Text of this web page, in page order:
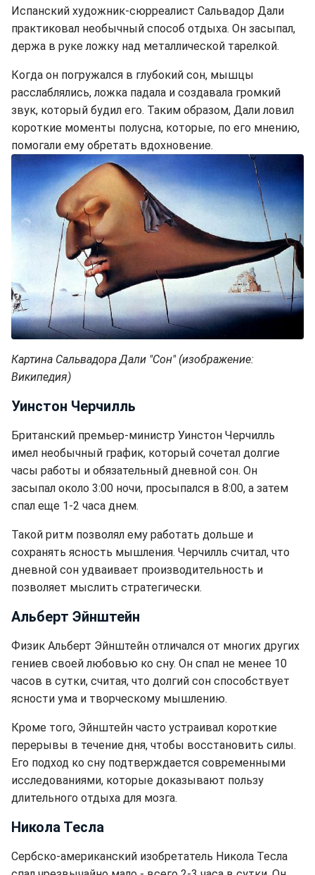
Испанский художник-сюрреалист Сальвадор Дали
практиковал необычный способ отдыха. Он засыпал,
держа в руке ложку над металлической тарелкой.
Когда он погружался в глубокий сон, мышцы
расслаблялись, ложка падала и создавала громкий
звук, который будил его. Таким образом, Дали ловил
короткие моменты полусна, которые, по его мнению,
помогали ему обретать вдохновение.
Картина Сальвадора Дали "Сон" (изображение:
Википедия)
Уинстон Черчилль
Британский премьер-министр Уинстон Черчилль
имел необычный график, который сочетал долгие
часы работы и обязательный дневной сон. Он
засыпал около 3:00 ночи, просыпался в 8:00, а затем
спал еще 1-2 часа днем.
Такой ритм позволял ему работать дольше и
сохранять ясность мышления. Черчилль считал, что
дневной сон удваивает производительность и
позволяет мыслить стратегически.
Альберт Эйнштейн
Физик Альберт Эйнштейн отличался от многих других
гениев своей любовью ко сну. Он спал не менее 10
часов в сутки, считая, что долгий сон способствует
ясности ума и творческому мышлению.
Кроме того, Эйнштейн часто устраивал короткие
перерывы в течение дня, чтобы восстановить силы.
Его подход ко сну подтверждается современными
исследованиями, которые доказывают пользу
длительного отдыха для мозга.
Никола Тесла
Сербско-американский изобретатель Никола Тесла